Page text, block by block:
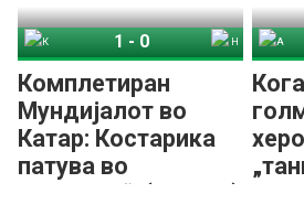
Комплетиран
Мундијалот во
Катар: Костарика
патува во
„пеколот“! (ВИДЕО)
1 - 0